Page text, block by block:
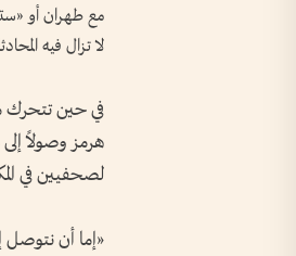
مع طهران أو
لا تزال فيه
في حين تتحرك
هرمز وصولاً
لصحفيين ‌في
«إما أن نتوصل